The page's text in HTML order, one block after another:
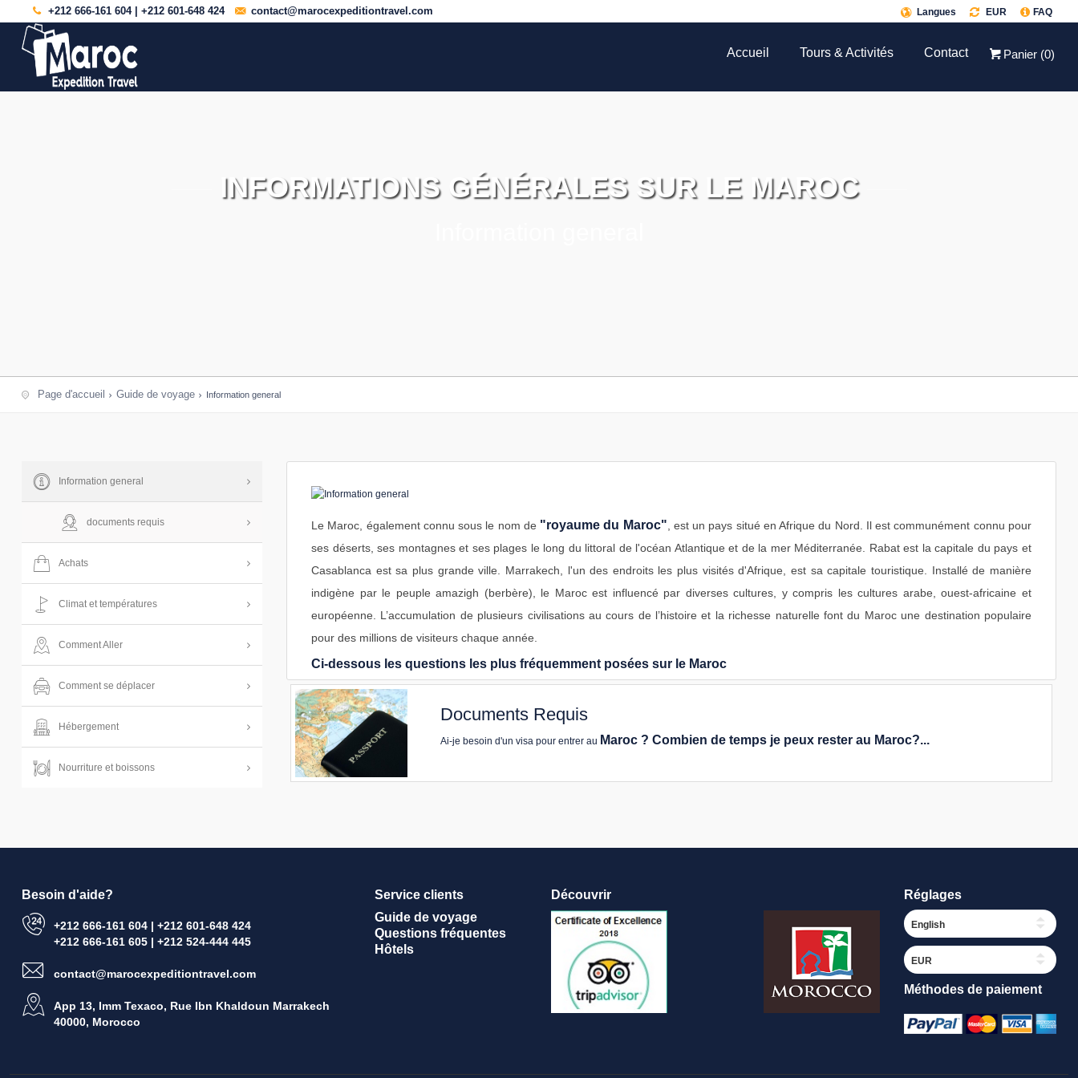
+212 666-161 604 | +212 601-648 424 contact@marocexpeditiontravel.com Langues EUR FAQ
Accueil Tours & Activités Contact Panier (0)
INFORMATIONS GÉNÉRALES SUR LE MAROC
Page d'accueil Guide de voyage Information general
Information general
documents requis
Achats
Climat et températures
Comment Aller
Comment se déplacer
Hébergement
Nourriture et boissons
Le Maroc, également connu sous le nom de "royaume du Maroc" , est un pays situé en Afrique du Nord. Il est communément connu pour
ses déserts, ses montagnes et ses plages le long du littoral de l'océan Atlantique et de la mer Méditerranée. Rabat est la capitale du pays et
Casablanca est sa plus grande ville. Marrakech, l'un des endroits les plus visités d'Afrique, est sa capitale touristique. Installé de manière
indigène par le peuple amazigh (berbère), le Maroc est influencé par diverses cultures, y compris les cultures arabe, ouest-africaine et
européenne. L’accumulation de plusieurs civilisations au cours de l’histoire et la richesse naturelle font du Maroc une destination populaire
pour des millions de visiteurs chaque année.
Ci-dessous les questions les plus fréquemment posées sur le Maroc
Documents Requis
Ai-je besoin d'un visa pour entrer au Maroc ? Combien de temps je peux rester au Maroc?...
Besoin d'aide?
+212 666-161 604 | +212 601-648 424
+212 666-161 605 | +212 524-444 445
contact@marocexpeditiontravel.com
App 13, Imm Texaco, Rue Ibn Khaldoun Marrakech
40000, Morocco
Service clients
Guide de voyage
Questions fréquentes
Hôtels
Découvrir Réglages
Méthodes de paiement